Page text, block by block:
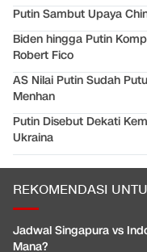
Putin Sambut Upaya
Biden hingga Putin
Robert Fico
AS Nilai Putin Sudah
Menhan
Putin Disebut Dekati
Ukraina
REKOMENDASI
Jadwal Singapura vs
Mana?